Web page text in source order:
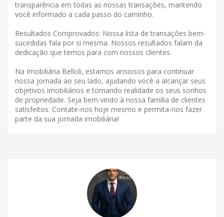
transparência em todas as nossas transações, mantendo
você informado a cada passo do caminho.
Resultados Comprovados: Nossa lista de transações bem-
sucedidas fala por si mesma. Nossos resultados falam da
dedicação que temos para com nossos clientes.
Na Imobiliária Belloli, estamos ansiosos para continuar
nossa jornada ao seu lado, ajudando você a alcançar seus
objetivos imobiliários e tornando realidade os seus sonhos
de propriedade. Seja bem-vindo à nossa família de clientes
satisfeitos. Contate-nos hoje mesmo e permita-nos fazer
parte da sua jornada imobiliária!